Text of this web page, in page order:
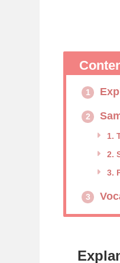
1
2
1.
2.
3.
3